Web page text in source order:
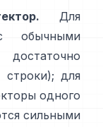
Для
обычными
для
одного
сильными